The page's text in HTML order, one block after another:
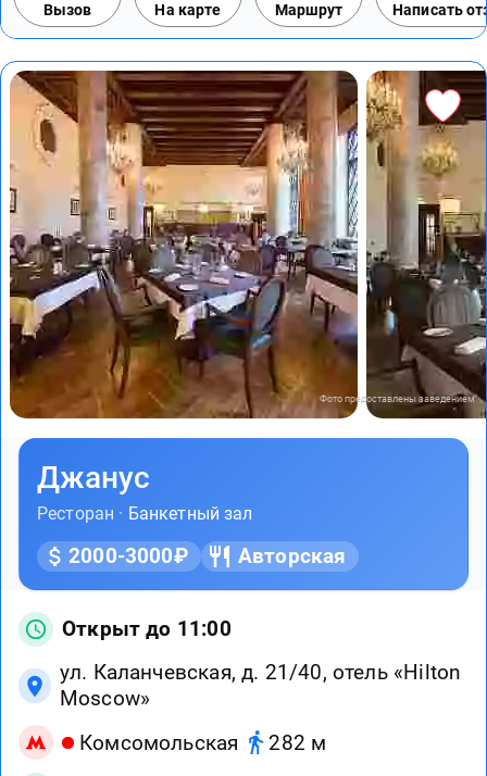
Вызов На карте Маршрут Написать
Фото предоставлены заведением
Джанус
Ресторан · Банкетный зал
2000-3000₽ Авторская
Открыт до 11:00
ул. Каланчевская, д. 21/40, отель «Hilton
Moscow»
Комсомольская
282 м